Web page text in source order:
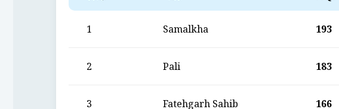
1 Samalkha 193
2 Pali 183
3 Fatehgarh Sahib 166